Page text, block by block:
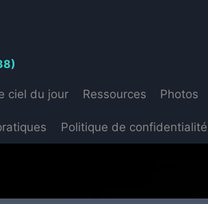
ciel du jour Ressources Photos
Politique de confidentialité